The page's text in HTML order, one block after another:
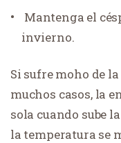
Mantenga el
invierno.
Si sufre moho de
muchos casos, la
sola cuando sube
la temperatura se